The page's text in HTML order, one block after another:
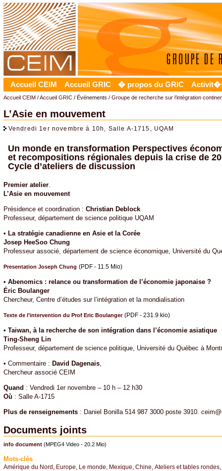
Accueil CEIM Accueil GRIC � propos du GRIC
Accueil CEIM/Accueil GRIC/ Événements / Groupe de recherche sur l’intégration
L’Asie en mouvement
Vendredi 1er novembre à 10h, Salle A-1715, UQAM
Un monde en transformation Perspectives
et recompositions régionales depuis la crise de
Cycle d’ateliers de discussion
Premier atelier.
L’Asie en mouvement
Présidence et coordination : Christian Deblock
Professeur, département de science politique UQAM
• La stratégie canadienne en Asie et la Corée
Josep HeeSoo Chung
Professeur associé, département de science économique, Université du
Presentation Joseph Chung (PDF - 11.5 Mio)
• Abenomics : relance ou transformation de l’économie japonaise ?
Éric Boulanger
Chercheur, Centre d’études sur l’intégration et la mondialisation
Texte de l’intervention du Prof Eric Boulanger (PDF - 231.9 kio)
• Taiwan, à la recherche de son intégration dans l’économie asiatique
Ting-Sheng Lin
Professeur, département de science politique, Université du Québec à
• Commentaire : David Dagenais,
Chercheur associé CEIM
Quand : Vendredi 1er novembre – 10 h – 12 h30
Où : Salle A-1715
Plus de renseignements: Daniel Bonilla 514 987 3000 poste 3910.
Documents joints
info document (MPEG4 Video - 20.2 Mio)
Mots-clés
Amérique du Nord Europe Le monde Mexique Chine Ateliers et tables rondes,